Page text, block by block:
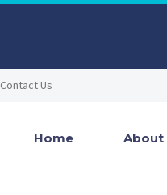
Contact Us
Home About